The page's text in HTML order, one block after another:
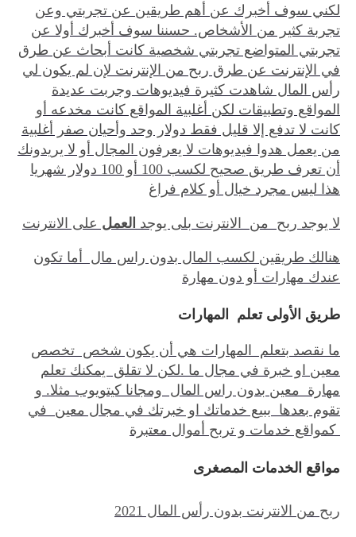
لكني سوف أخبرك عن أهم طريقين عن تجربتي وعن
تجربة كثير من الأشخاص. حسننا سوف أخبرك أولا عن
تجربتي المتواضع تجربتي شخصية كانت أبحاث عن طرق
في الإنترنت عن طرق ربح من الإنترنت لإن لم يكون لي
رأس المال شاهدت كثيرة فيديوهات وجربت عديدة
المواقع وتطبيقات لكن أغلبية المواقع كانت مخدعه أو
كانت لا تدفع إلا قليل فقط دولار وحد وأحيان صفر أغلبية
من يعمل هدوا فيديوهات لا يعرفون المجال أو لا يريدونك
أن تعرف طريق صحيح لكسب 100 أو 100 دولار شهريا
هذا ليس مجرد خيال أو كلام فراغ
لا يوجد ربح من الانترنت بلى يوجد العمل على الانترنت
هنالك طريقين لكسب المال بدون راس مال أما تكون
عندك مهارات أو دون مهارة
طريق الأولى تعلم المهارات
ما نقصد بتعلم المهارات هي أن يكون شخص تخصص
معين او خبرة في مجال ما .لكن لا تقلق يمكنك تعلم
مهارة معين بدون راس المال ومجانا كيتويوب مثلا. و
تقوم بعدها ببيع خدماتك او خبرتك في مجال معين في
كمواقع خدمات و تربح أموال معتبرة
مواقع الخدمات المصغرى
ربح من الانترنت بدون رأس المال 2021